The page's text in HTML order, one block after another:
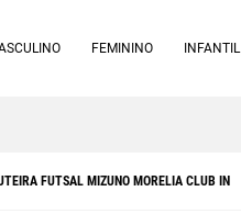
FEMININO INFANTIL
FUTSAL MIZUNO MORELIA CLUB IN